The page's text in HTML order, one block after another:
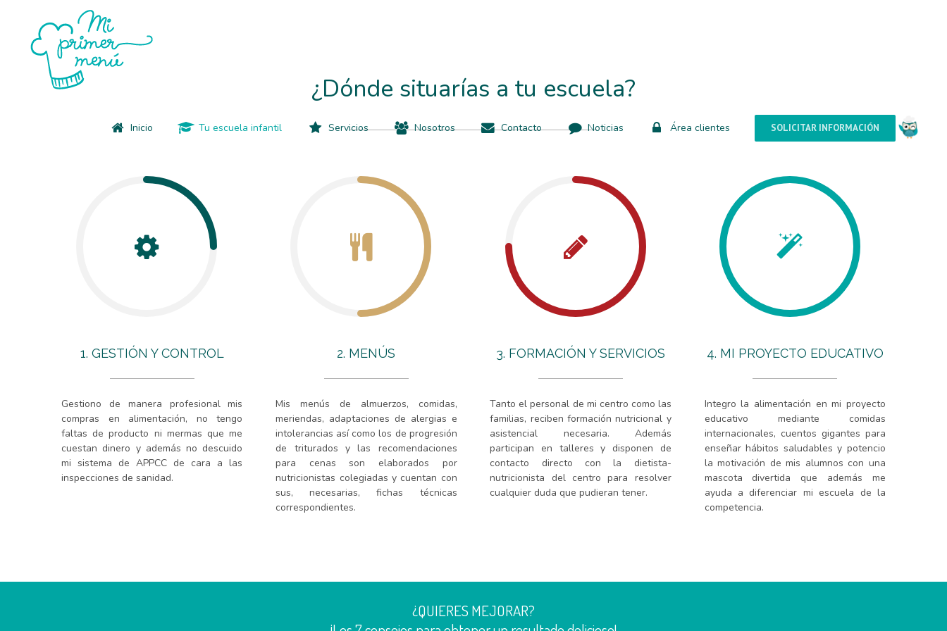
Inicio Tu escuela infantil Servicios Nosotros Contacto Noticias Área clientes SOLICITAR INFORMACIÓN
¿Dónde situarías a tu escuela?
1. GESTIÓN Y CONTROL
Gestiono de manera profesional mis
compras en alimentación, no tengo
faltas de producto ni mermas que me
cuestan dinero y además no descuido
mi sistema de APPCC de cara a las
inspecciones de sanidad.
2. MENÚS
Mis menús de almuerzos, comidas,
meriendas, adaptaciones de alergias e
intolerancias así como los de progresión
de triturados y las recomendaciones
para cenas son elaborados por
nutricionistas colegiadas y cuentan con
sus, necesarias, fichas técnicas
correspondientes.
3. FORMACIÓN Y SERVICIOS
Tanto el personal de mi centro como las
familias, reciben formación nutricional y
asistencial necesaria. Además
participan en talleres y disponen de
contacto directo con la dietista-
nutricionista del centro para resolver
cualquier duda que pudieran tener.
4. MI PROYECTO EDUCATIVO
Integro la alimentación en mi proyecto
educativo mediante comidas
internacionales, cuentos gigantes para
enseñar hábitos saludables y potencio
la motivación de mis alumnos con una
mascota divertida que además me
ayuda a diferenciar mi escuela de la
competencia.
¿QUIERES MEJORAR?